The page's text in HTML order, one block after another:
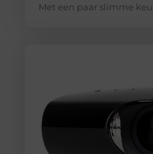
Met een paar slimme